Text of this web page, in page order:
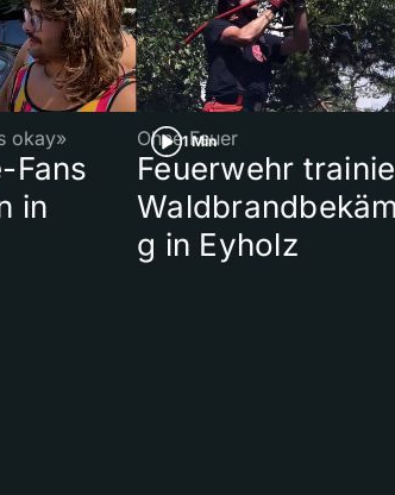
okay»
Fans
in
1 Min
Ohne Feuer
Feuerwehr
g in Eyholz